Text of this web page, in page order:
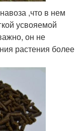
,что в нем
усвояемой
он не
растения более